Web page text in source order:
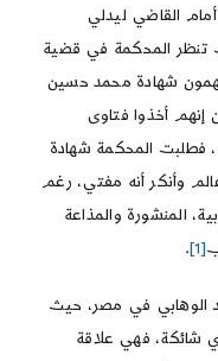
من
إلى
القاضي ليدلي
16 يونيو|حزيران 2021، حيث تنظر المحكمة في قضية
شهادة محمد حسين
أخذوا فتاوى
فطلبت المحكمة شهادة
وأنكر أنه مفتي، رغم
المنشورة والمذاعة
[1]
.
الوهابي في مصر، حيث
شائكة، فهي علاقة